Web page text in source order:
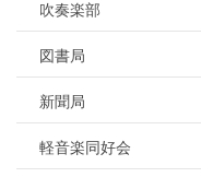
吹奏楽部
図書局
新聞局
軽音楽同好会